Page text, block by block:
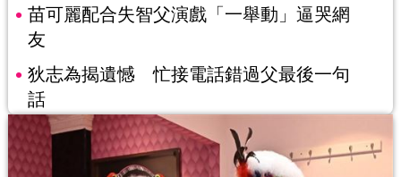
苗可麗配合失智父演戲「一舉動」逼哭網
友
狄志為揭遺憾 忙接電話錯過父最後一句
話